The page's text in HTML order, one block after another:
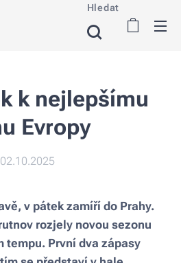
Hledat
k nejlepšímu
Evropy
02.10.2025
v pátek zamíří do Prahy.
rozjely novou sezonu
tempu. První dva zápasy